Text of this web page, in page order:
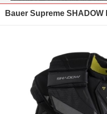
Bauer Supreme